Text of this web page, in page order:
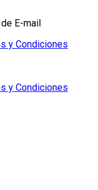
E-mail
y Condiciones
y Condiciones